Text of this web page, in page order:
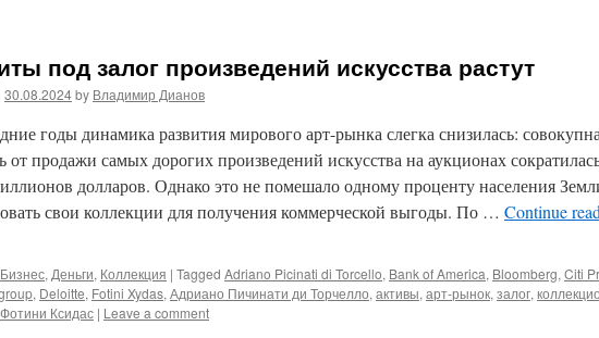
под залог произведений искусства растут
30.08.2024by Владимир Дианов
годы динамика развития мирового арт-рынка слегка снизилась:
от продажи самых дорогих произведений искусства на аукционах
долларов. Однако это не помешало одному проценту населения
свои коллекции для получения коммерческой выгоды. По … Continue
Бизнес, Деньги, Коллекция | Tagged Adriano Picinati di Torcello, Bank of America, Bloomberg, Citi
, Deloitte, Fotini Xydas, Адриано Пичинати ди Торчелло, активы, арт-рынок, залог,
Фотини Ксидас | Leave a comment